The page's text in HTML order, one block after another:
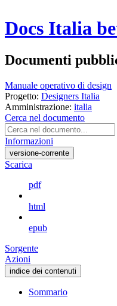
Docs Italia
Documenti
Manuale operativo di design
Progetto: Designers Italia
Amministrazione: italia
Cerca nel documento
Informazioni
versione-corrente
Scarica
pdf
html
epub
Sorgente
Azioni
indice dei contenuti
Sommario